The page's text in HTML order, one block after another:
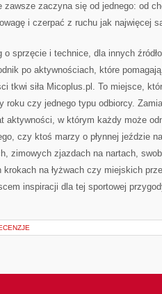
zawsze zaczyna się od jednego: od
i czerpać z ruchu jak najwięcej
o sprzęcie i technice, dla innych
po aktywnościach, które
tkwi siła Micoplus.pl. To miejsce,
roku czy jednego typu odbiorcy.
aktywności, w którym każdy może
czy ktoś marzy o płynnej jeździe
zimowych zjazdach na nartach,
krokach na łyżwach czy miejskich
inspiracji dla tej sportowej